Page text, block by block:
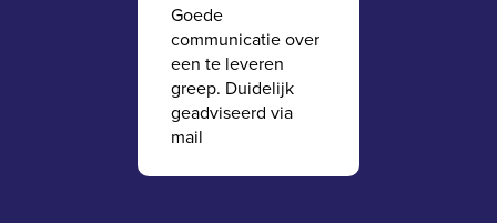
Goede
communicatie over
een te leveren
greep. Duidelijk
geadviseerd via
mail